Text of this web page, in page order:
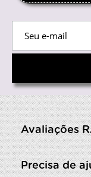
Avaliações
Precisa de